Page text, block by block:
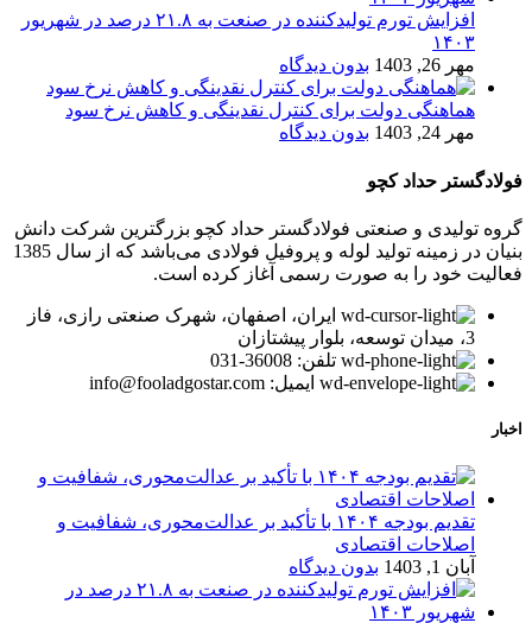
افزایش تورم تولیدکننده در صنعت به ۲۱.۸ درصد در شهریور
۱۴۰۳
مهر 26, 1403
بدون دیدگاه
هماهنگی دولت برای کنترل نقدینگی و کاهش نرخ سود
مهر 24, 1403
بدون دیدگاه
فولادگستر حداد کچو
گروه تولیدی و صنعتی فولادگستر حداد کچو بزرگترین شرکت دانش
بنیان در زمینه تولید لوله و پروفیل فولادی می‌باشد که از سال 1385
فعالیت خود را به صورت رسمی آغاز کرده است.
ایران، اصفهان، شهرک صنعتی رازی، فاز
3، میدان توسعه، بلوار پیشتازان
تلفن: 36008-031
ایمیل: info@fooladgostar.com
اخبار
تقدیم بودجه ۱۴۰۴ با تأکید بر عدالت‌محوری، شفافیت و
اصلاحات اقتصادی
آبان 1, 1403
بدون دیدگاه